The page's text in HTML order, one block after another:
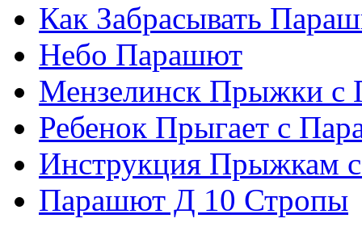
Как Забрасывать
Небо Парашют
Мензелинск Прыжки с
Ребенок Прыгает с
Инструкция Прыжкам
Парашют Д 10 Стропы